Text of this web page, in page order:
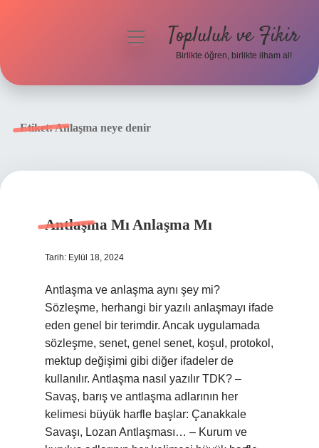
menüyüTopluluk ve Fikir
Birlikte öğren, birlikte ilham al!
Etiket:Anlaşma neye denir
Antlaşma Mı Anlaşma Mı
Tarih: Eylül 18, 2024
Antlaşma ve anlaşma aynı şey mi?
Sözleşme, herhangi bir yazılı anlaşmayı ifade
eden genel bir terimdir. Ancak uygulamada
sözleşme, senet, genel senet, koşul, protokol,
mektup değişimi gibi diğer ifadeler de
kullanılır. Antlaşma nasıl yazılır TDK? –
Savaş, barış ve antlaşma adlarının her
kelimesi büyük harfle başlar: Çanakkale
Savaşı, Lozan Antlaşması… – Kurum ve